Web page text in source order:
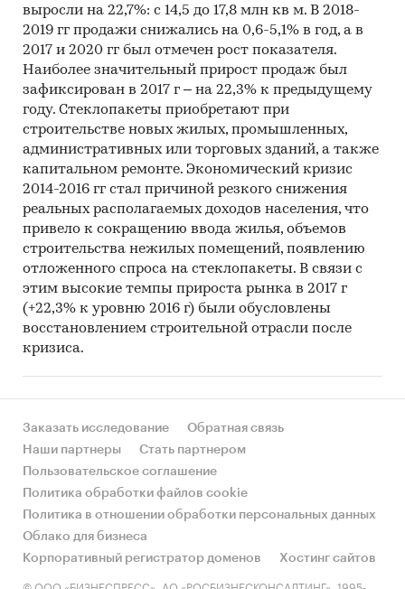
выросли на 22,7%: с 14,5 до 17,8 млн кв м. В 2018-
2019 гг продажи снижались на 0,6-5,1% в год, а в
2017 и 2020 гг был отмечен рост показателя.
Наиболее значительный прирост продаж был
зафиксирован в 2017 г – на 22,3% к предыдущему
году. Стеклопакеты приобретают при
строительстве новых жилых, промышленных,
административных или торговых зданий, а также
капитальном ремонте. Экономический кризис
2014-2016 гг стал причиной резкого снижения
реальных располагаемых доходов населения, что
привело к сокращению ввода жилья, объемов
строительства нежилых помещений, появлению
отложенного спроса на стеклопакеты. В связи с
этим высокие темпы прироста рынка в 2017 г
(+22,3% к уровню 2016 г) были обусловлены
восстановлением строительной отрасли после
кризиса.
Заказать исследование
Обратная связь
Наши партнеры
Стать партнером
Пользовательское соглашение
Политика обработки файлов cookie
Политика в отношении обработки персональных данных
Облако для бизнеса
Корпоративный регистратор доменов
Хостинг сайтов